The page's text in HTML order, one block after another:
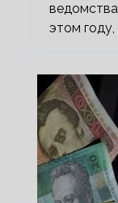
этом